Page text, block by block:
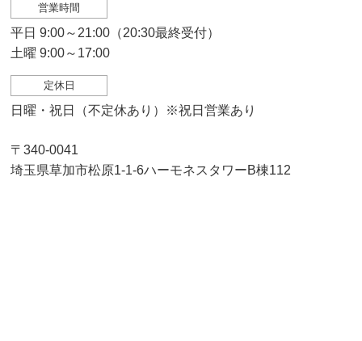
営業時間
平日 9:00～21:00（20:30最終受付）
土曜 9:00～17:00
定休日
日曜・祝日（不定休あり）※祝日営業あり
〒340-0041
埼玉県草加市松原1-1-6ハーモネスタワーB棟112